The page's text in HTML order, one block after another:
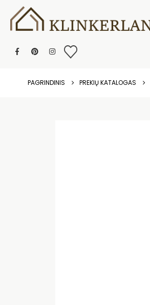
PAGRINDINIS PREKIŲ KATALOGAS